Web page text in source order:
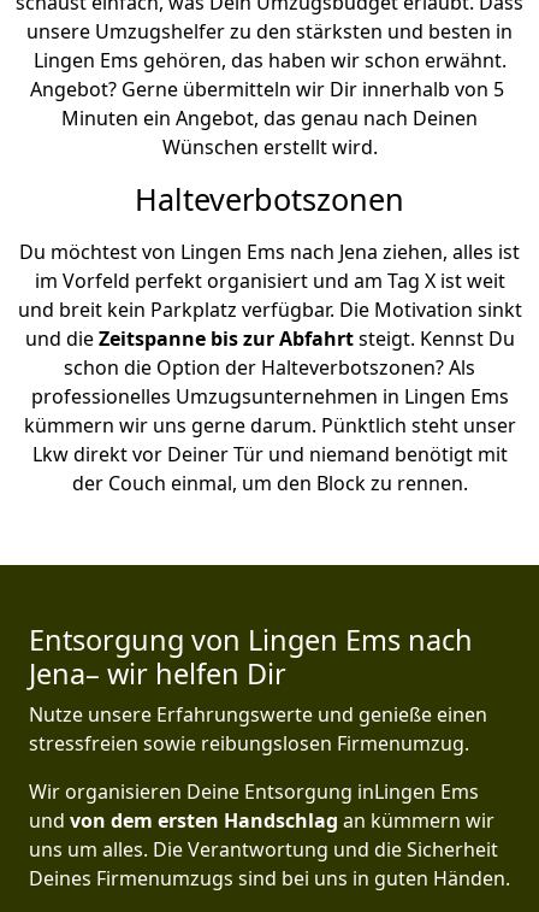
unsere Umzugshelfer zu den stärksten und besten in
Lingen Ems gehören, das haben wir schon erwähnt.
Angebot? Gerne übermitteln wir Dir innerhalb von 5
Minuten ein Angebot, das genau nach Deinen
Wünschen erstellt wird.
Halteverbotszonen
Du möchtest von Lingen Ems nach Jena ziehen, alles ist
im Vorfeld perfekt organisiert und am Tag X ist weit
und breit kein Parkplatz verfügbar. Die Motivation sinkt
und dieZeitspanne bis zur Abfahrtsteigt. Kennst Du
schon die Option der Halteverbotszonen? Als
professionelles Umzugsunternehmen in Lingen Ems
kümmern wir uns gerne darum. Pünktlich steht unser
Lkw direkt vor Deiner Tür und niemand benötigt mit
der Couch einmal, um den Block zu rennen.
Entsorgung von Lingen Ems nach
Jena– wir helfen Dir
Nutze unsere Erfahrungswerte und genieße einen
stressfreien sowie reibungslosen Firmenumzug.
Wir organisieren Deine Entsorgung inLingen Ems
und von dem ersten Handschlag an kümmern wir
uns um alles. Die Verantwortung und die Sicherheit
Deines Firmenumzugs sind bei uns in guten Händen.